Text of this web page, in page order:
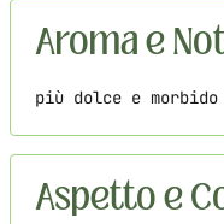
Aroma e
più dolce e
Aspetto e